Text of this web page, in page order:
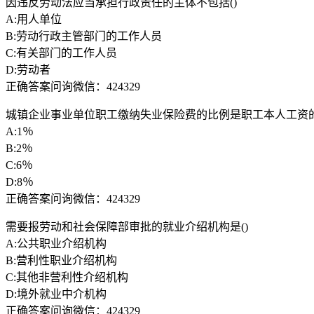
A:用人单位
B:劳动行政主管部门的工作人员
C:有关部门的工作人员
D:劳动者
正确答案问询微信：424329
城镇企业事业单位职工缴纳失业保险费的比例是职工本人工资
A:1％
B:2％
C:6％
D:8％
正确答案问询微信：424329
需要报劳动和社会保障部审批的就业介绍机构是()
A:公共职业介绍机构
B:营利性职业介绍机构
C:其他非营利性介绍机构
D:境外就业中介机构
正确答案问询微信：424329